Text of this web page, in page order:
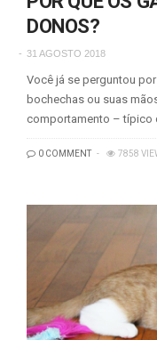
DONOS?
31 AGOSTO 2018
Você já se perguntou
bochechas ou suas
comportamento – típico
0 COMMENT 7858